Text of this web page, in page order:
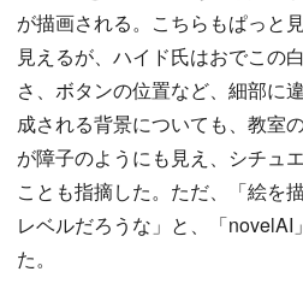
が描画される。こちらもぱっと
見えるが、ハイド氏はおでこの
さ、ボタンの位置など、細部に
成される背景についても、教室
が障子のようにも見え、シチュ
ことも指摘した。ただ、「絵を
レベルだろうな」と、「novelAI
た。